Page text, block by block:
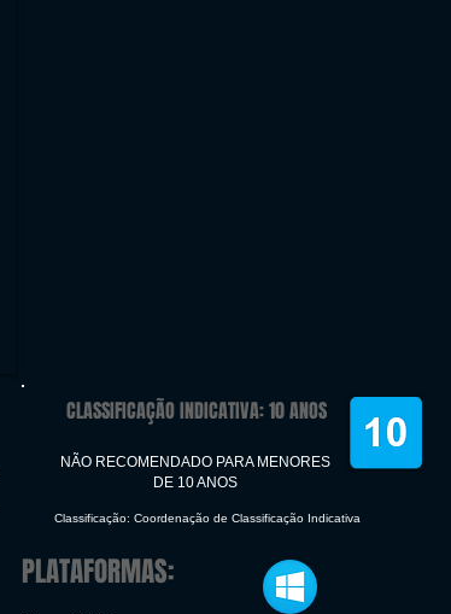
CLASSIFICAÇÃO INDICATIVA: 10 ANOS
NÃO RECOMENDADO PARA MENORES
DE 10 ANOS
Classificação: Coordenação de Classificação Indicativa
PLATAFORMAS: